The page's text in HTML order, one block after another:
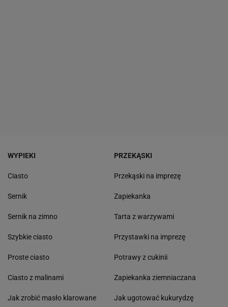
WYPIEKI
Ciasto
Sernik
Sernik na zimno
Szybkie ciasto
Proste ciasto
Ciasto z malinami
Jak zrobić masło klarowane
PRZEKĄSKI
Przekąski na imprezę
Zapiekanka
Tarta z warzywami
Przystawki na imprezę
Potrawy z cukinii
Zapiekanka ziemniaczana
Jak ugotować kukurydzę